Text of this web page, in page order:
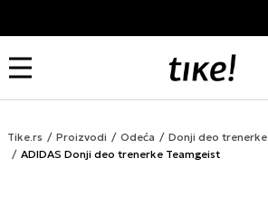
Tike.rs Proizvodi Odeća
Donji deo trenerke
ADIDAS Donji deo trenerke Teamgeist